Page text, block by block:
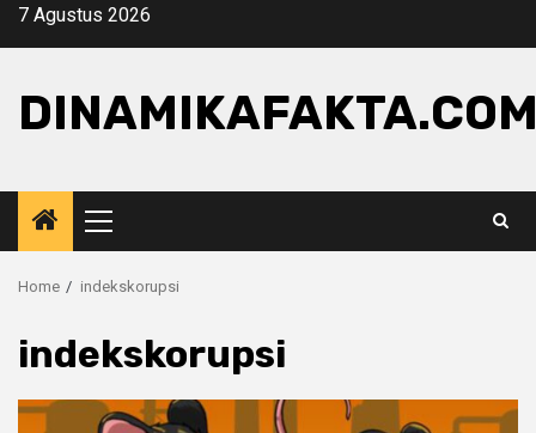
Skip7 Agustus 2026
Primary
Menu
Home indekskorupsi
indekskorupsi